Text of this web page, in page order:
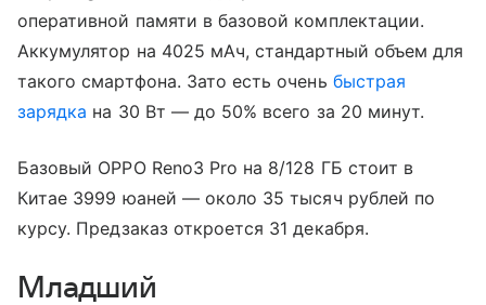
оперативной памяти в базовой комплектации.
Аккумулятор на 4025 мАч, стандартный объем для
такого смартфона. Зато есть очень быстрая
зарядка на 30 Вт — до 50% всего за 20 минут.
Базовый OPPO Reno3 Pro на 8/128 ГБ стоит в
Китае 3999 юаней — около 35 тысяч рублей по
курсу. Предзаказ откроется 31 декабря.
Младший